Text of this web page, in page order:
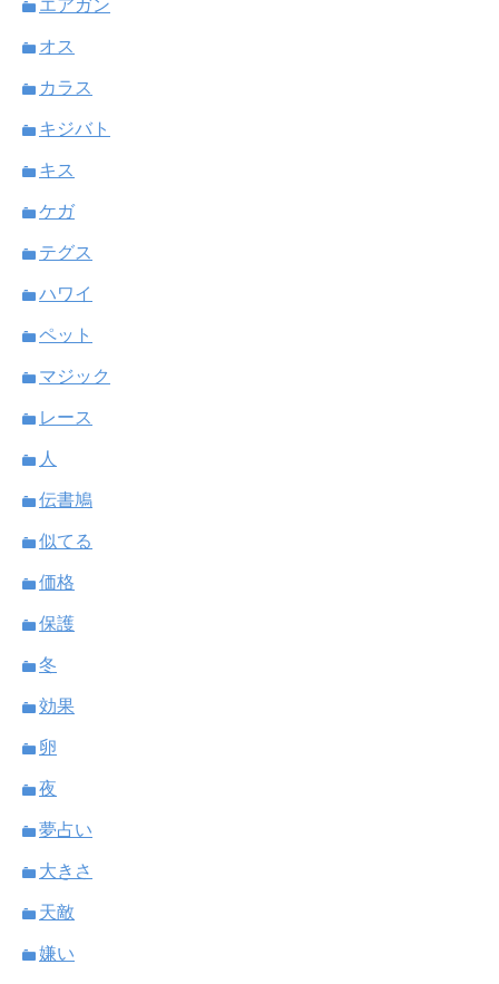
エアガン
オス
カラス
キジバト
キス
ケガ
テグス
ハワイ
ペット
マジック
レース
人
伝書鳩
似てる
価格
保護
冬
効果
卵
夜
夢占い
大きさ
天敵
嫌い